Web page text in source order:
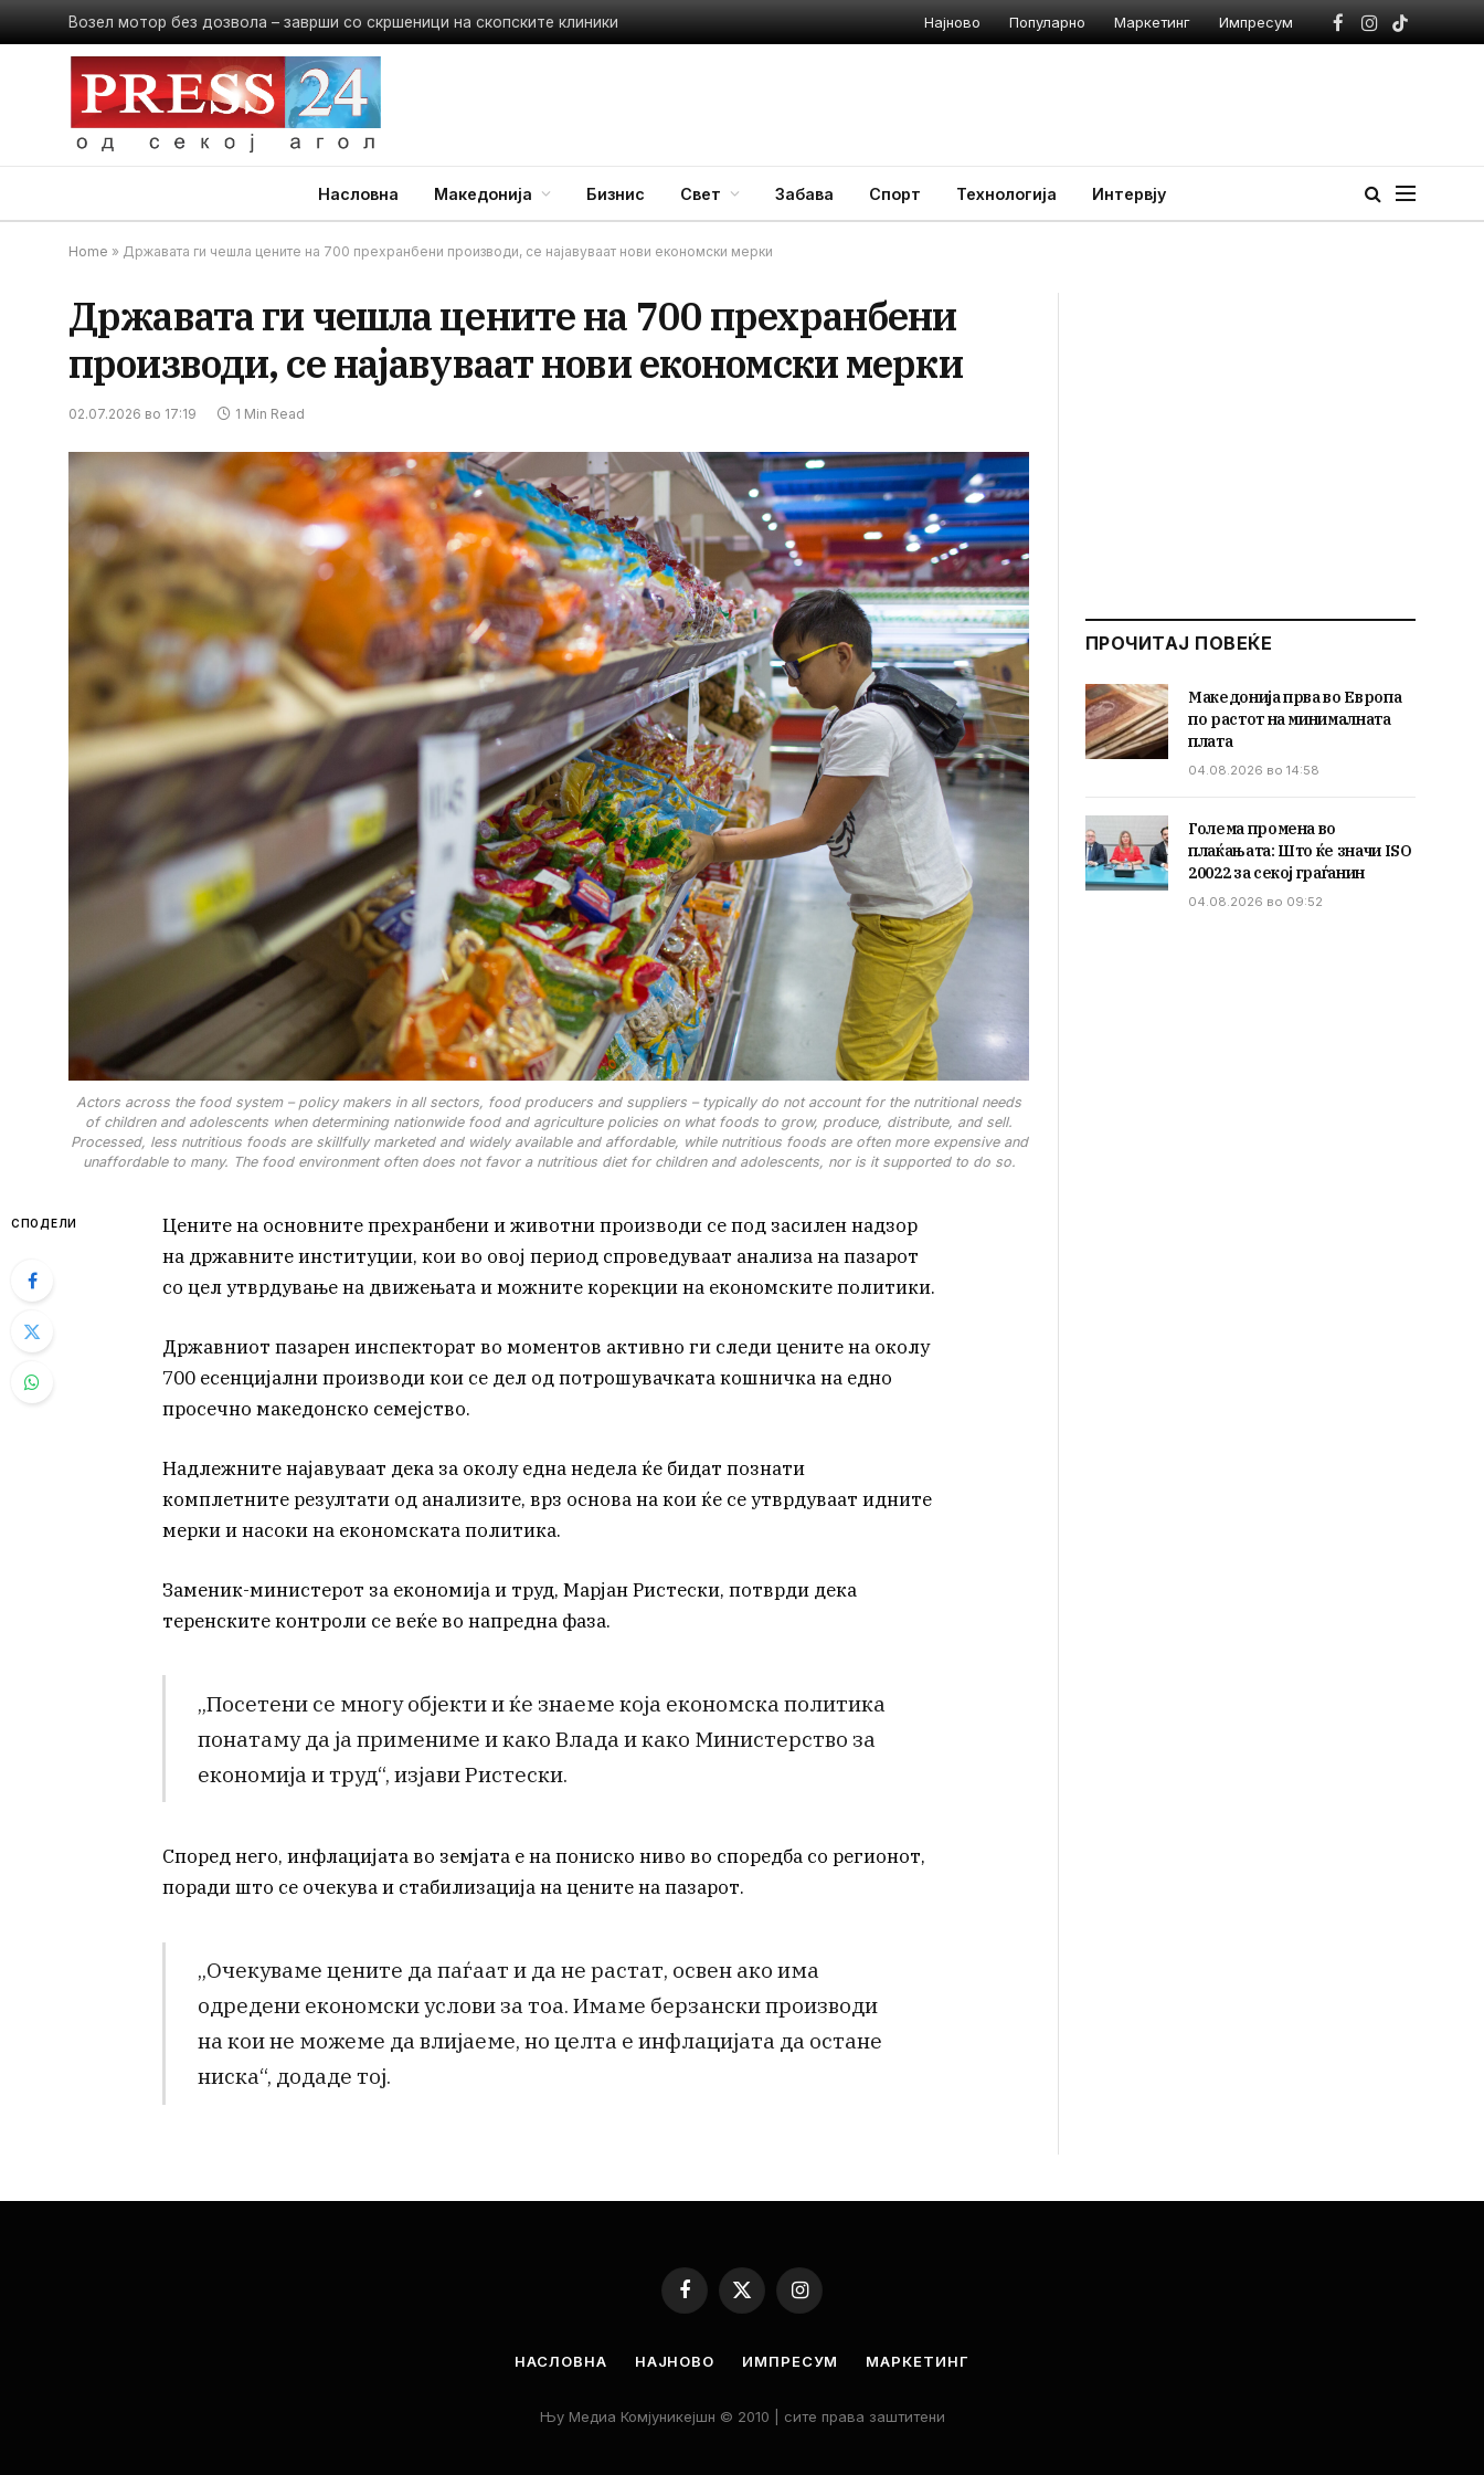
Возел мотор без дозвола – заврши со скршеници на скопските клиники Најново Популарно Маркетинг Импресум
Facebook
Instagram
TikTok
Насловна Македонија Бизнис Свет Забава Спорт Технологија Интервју
Home » Државата ги чешла цените на 700 прехранбени производи, се најавуваат нови економски мерки
Државата ги чешла цените на 700 прехранбени
производи, се најавуваат нови економски мерки
02.07.2026 во 17:19 1 Min Read
Actors across the food system – policy makers in all sectors, food producers and suppliers – typically do not account for the nutritional needs
of children and adolescents when determining nationwide food and agriculture policies on what foods to grow, produce, distribute, and sell.
Processed, less nutritious foods are skillfully marketed and widely available and affordable, while nutritious foods are often more expensive and
unaffordable to many. The food environment often does not favor a nutritious diet for children and adolescents, nor is it supported to do so.
СПОДЕЛИ
Цените на основните прехранбени и животни производи се под засилен надзор
на државните институции, кои во овој период спроведуваат анализа на пазарот
со цел утврдување на движењата и можните корекции на економските политики.
Државниот пазарен инспекторат во моментов активно ги следи цените на околу
700 есенцијални производи кои се дел од потрошувачката кошничка на едно
просечно македонско семејство.
Надлежните најавуваат дека за околу една недела ќе бидат познати
комплетните резултати од анализите, врз основа на кои ќе се утврдуваат идните
мерки и насоки на економската политика.
Заменик-министерот за економија и труд, Марјан Ристески, потврди дека
теренските контроли се веќе во напредна фаза.
„Посетени се многу објекти и ќе знаеме која економска политика
понатаму да ја примениме и како Влада и како Министерство за
економија и труд“, изјави Ристески.
Според него, инфлацијата во земјата е на пониско ниво во споредба со регионот,
поради што се очекува и стабилизација на цените на пазарот.
„Очекуваме цените да паѓаат и да не растат, освен ако има
одредени економски услови за тоа. Имаме берзански производи
на кои не можеме да влијаеме, но целта е инфлацијата да остане
ниска“, додаде тој.
ПРОЧИТАЈ ПОВЕЌЕ
Македонија прва во Европа
по растот на минималната
плата
04.08.2026 во 14:58
Голема промена во
плаќањата: Што ќе значи ISO
20022 за секој граѓанин
04.08.2026 во 09:52
Facebook
X
(Twitter)
Instagram
НАСЛОВНА НАЈНОВО ИМПРЕСУМ МАРКЕТИНГ
Њу Медиа Комјуникејшн © 2010 | сите права заштитени